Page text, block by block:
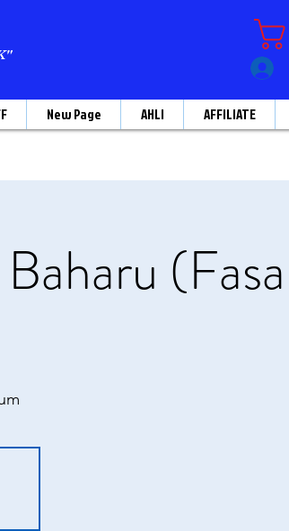
(Fasa
New Page AHLI AFFILIATE